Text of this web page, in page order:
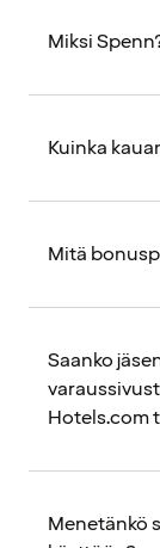
Miksi
Kuinka
Mitä
Saanko
Hotels.com
Menetänkö